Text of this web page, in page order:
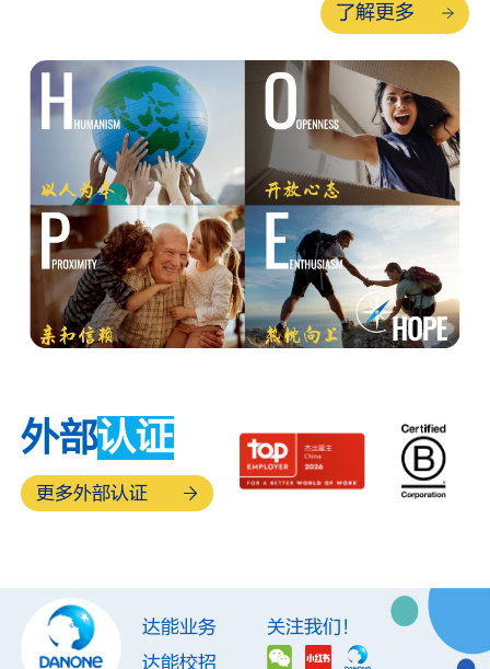
了解更多
外部认证
更多外部认证
达能业务
达能校招
关注我们！